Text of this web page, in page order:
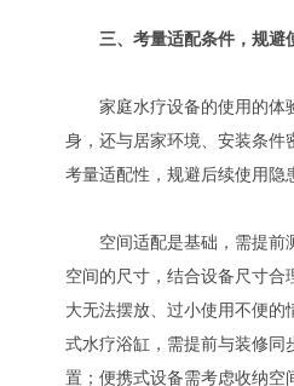
三、考量适配条件，规避
家庭水疗设备的使用的体
身，还与居家环境、安装条件
考量适配性，规避后续使用隐
空间适配是基础，需提前
空间的尺寸，结合设备尺寸合
大无法摆放、过小使用不便的
式水疗浴缸，需提前与装修同
置；便携式设备需考虑收纳空